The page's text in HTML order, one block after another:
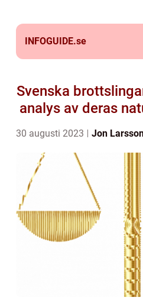
INFOGUIDE.se
Svenska
analys av deras
30 augusti 2023 Jon